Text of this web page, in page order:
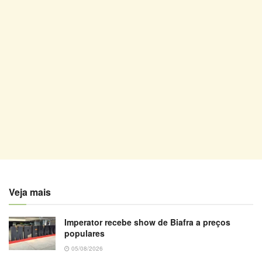
Veja mais
Imperator recebe show de Biafra a preços
populares
05/08/2026